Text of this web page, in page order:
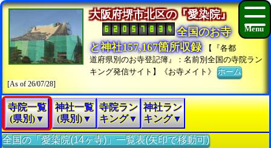
大阪府堺市北区の『愛染院』
全国のお寺
と神社157,167箇所収録
【『各都
道府県別のお寺登記簿』：名前別全国の寺院ラン
キング発信サイト】《お寺メイト》ホーム
[As of 26/07/28]
寺院一覧
(県別)▼
神社一覧
(県別)▼
寺院ラン
キング▼
神社ラン
キング▼
全国の「愛染院(14ヶ寺)」一覧表(矢印で移動可)